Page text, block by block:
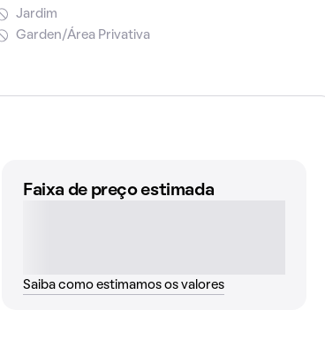
Jardim
Garden/Área Privativa
Faixa de preço estimada
Saiba como estimamos os valores